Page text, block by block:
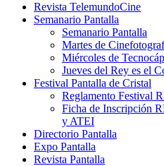
Revista TelemundoCine
Semanario Pantalla
Semanario Pantalla
Martes de
Miércoles de
Jueves del Rey es el
Festival Pantalla de Cristal
Reglamento Festival
Ficha de Inscripción
y ATEI
Directorio Pantalla
Expo Pantalla
Revista Pantalla